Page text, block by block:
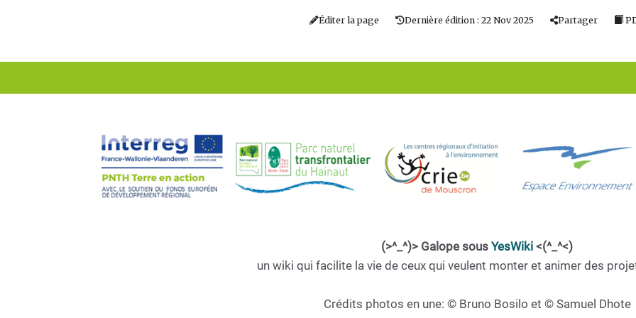
Éditer la page Dernière édition : 22 Nov 2025 Partager